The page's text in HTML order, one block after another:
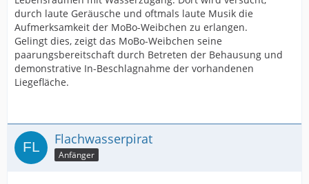
durch laute Geräusche und oftmals laute Musik die
Aufmerksamkeit der MoBo-Weibchen zu erlangen.
Gelingt dies, zeigt das MoBo-Weibchen seine
paarungsbereitschaft durch Betreten der Behausung und
demonstrative In-Beschlagnahme der vorhandenen
Liegefläche.
Flachwasserpirat
Anfänger